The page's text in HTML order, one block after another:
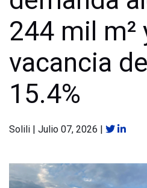
244 mil m²
vacancia
15.4%
Solili | Julio 07, 2026 |